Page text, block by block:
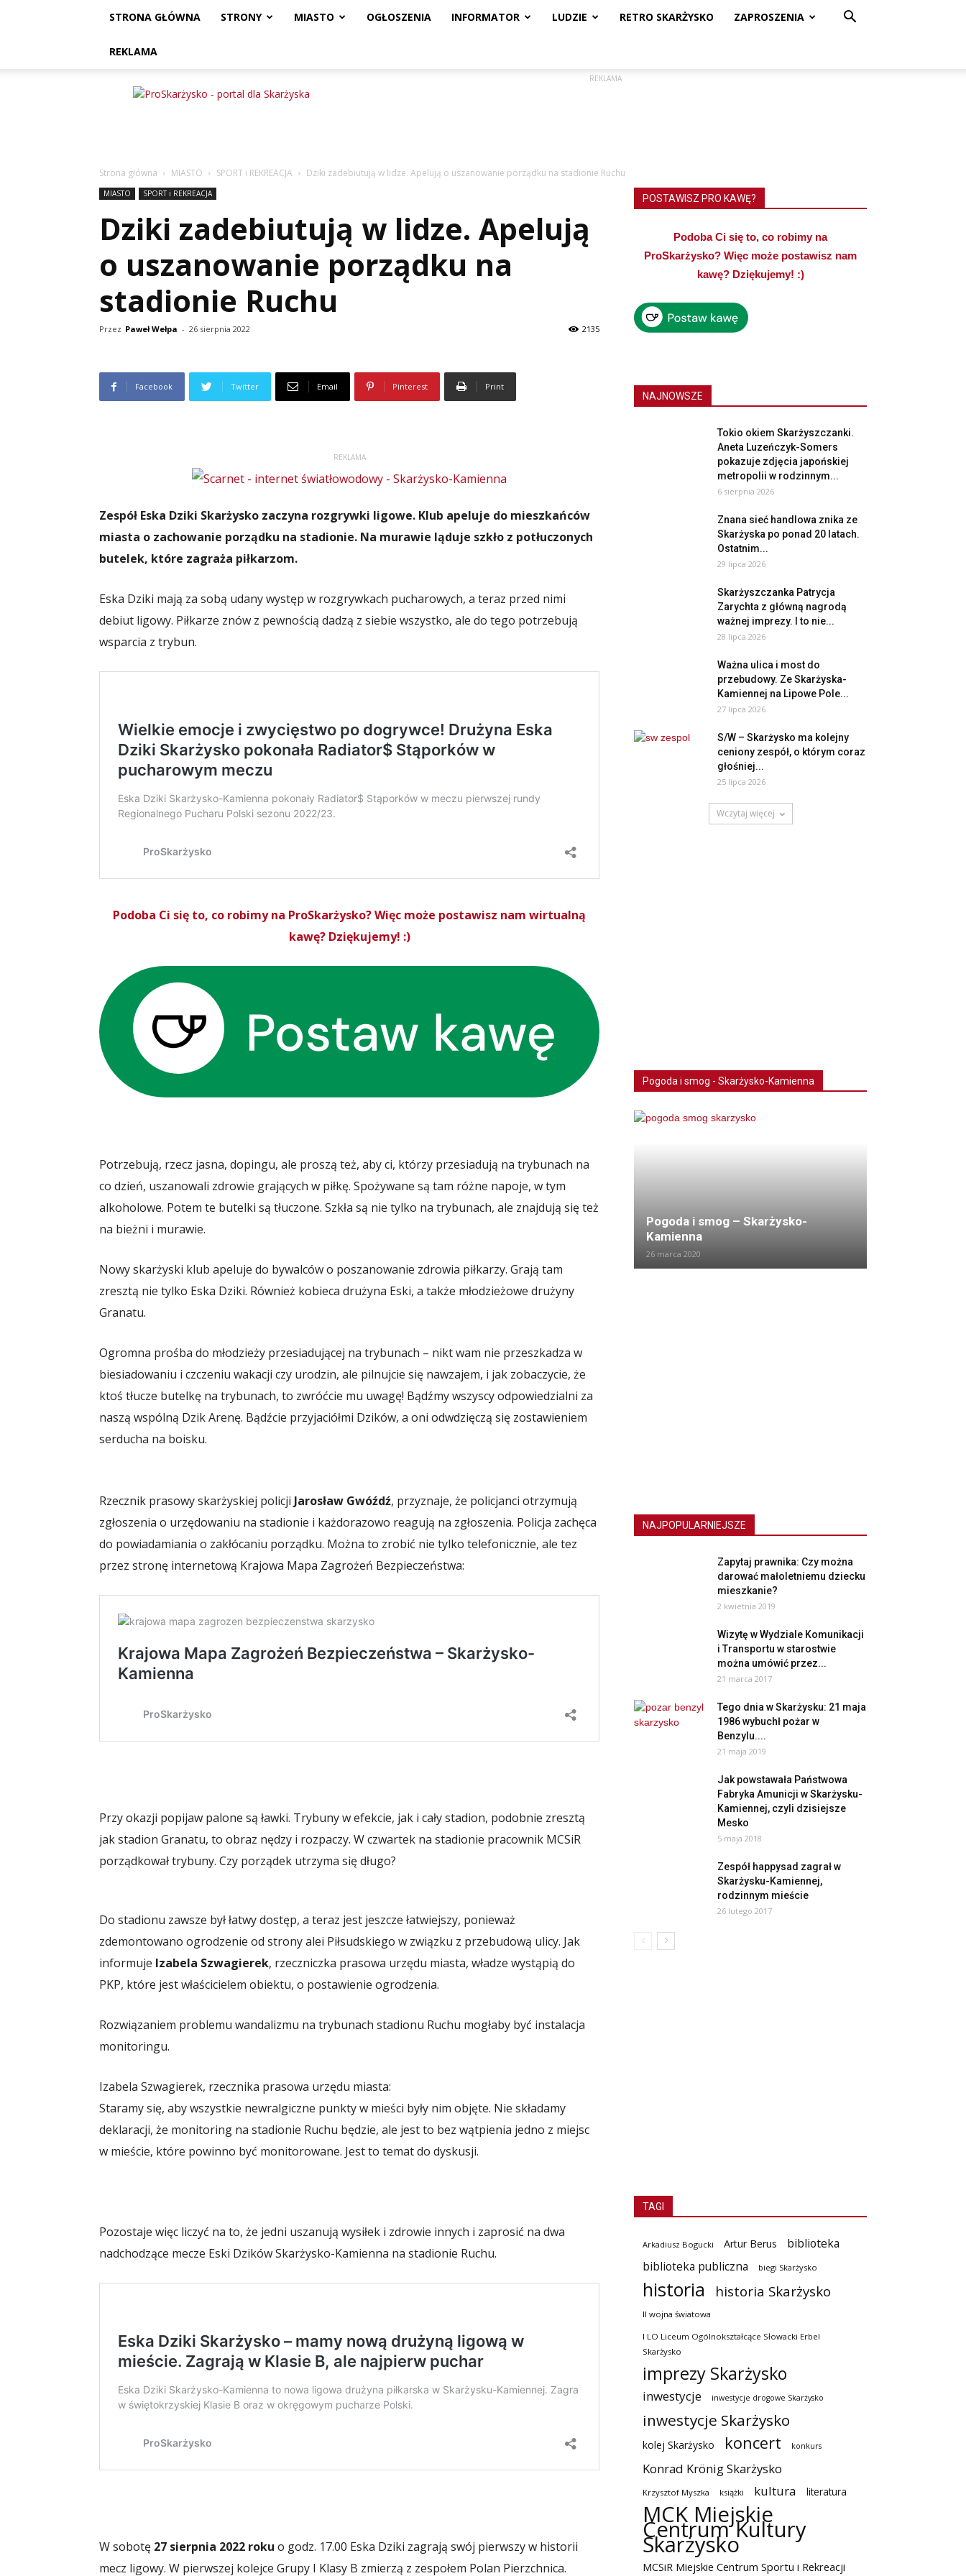
STRONA GŁÓWNA STRONY MIASTO OGŁOSZENIA INFORMATOR LUDZIE RETRO SKARŻYSKO ZAPROSZENIA
REKLAMA
ProSkarżysko
REKLAMA
Strona główna MIASTO SPORT i REKREACJA Dziki zadebiutują w lidze. Apelują o uszanowanie porządku na stadionie Ruchu
MIASTO SPORT i REKREACJA
Dziki zadebiutują w lidze. Apelują
o uszanowanie porządku na
stadionie Ruchu
Przez Paweł Wełpa - 26 sierpnia 2022 2135
Facebook Twitter Email Pinterest Print
REKLAMA
Zespół Eska Dziki Skarżysko zaczyna rozgrywki ligowe. Klub apeluje do mieszkańców
miasta o zachowanie porządku na stadionie. Na murawie ląduje szkło z potłuczonych
butelek, które zagraża piłkarzom.
Eska Dziki mają za sobą udany występ w rozgrywkach pucharowych, a teraz przed nimi
debiut ligowy. Piłkarze znów z pewnością dadzą z siebie wszystko, ale do tego potrzebują
wsparcia z trybun.
Podoba Ci się to, co robimy na ProSkarżysko? Więc może postawisz nam wirtualną
kawę? Dziękujemy! :)
Potrzebują, rzecz jasna, dopingu, ale proszą też, aby ci, którzy przesiadują na trybunach na
co dzień, uszanowali zdrowie grających w piłkę. Spożywane są tam różne napoje, w tym
alkoholowe. Potem te butelki są tłuczone. Szkła są nie tylko na trybunach, ale znajdują się też
na bieżni i murawie.
Nowy skarżyski klub apeluje do bywalców o poszanowanie zdrowia piłkarzy. Grają tam
zresztą nie tylko Eska Dziki. Również kobieca drużyna Eski, a także młodzieżowe drużyny
Granatu.
Ogromna prośba do młodzieży przesiadującej na trybunach – nikt wam nie przeszkadza w
biesiadowaniu i czczeniu wakacji czy urodzin, ale pilnujcie się nawzajem, i jak zobaczycie, że
ktoś tłucze butelkę na trybunach, to zwróćcie mu uwagę! Bądźmy wszyscy odpowiedzialni za
naszą wspólną Dzik Arenę. Bądźcie przyjaciółmi Dzików, a oni odwdzięczą się zostawieniem
serducha na boisku.
Rzecznik prasowy skarżyskiej policji Jarosław Gwóźdź, przyznaje, że policjanci otrzymują
zgłoszenia o urzędowaniu na stadionie i każdorazowo reagują na zgłoszenia. Policja zachęca
do powiadamiania o zakłócaniu porządku. Można to zrobić nie tylko telefonicznie, ale tez
przez stronę internetową Krajowa Mapa Zagrożeń Bezpieczeństwa:
Przy okazji popijaw palone są ławki. Trybuny w efekcie, jak i cały stadion, podobnie zresztą
jak stadion Granatu, to obraz nędzy i rozpaczy. W czwartek na stadionie pracownik MCSiR
porządkował trybuny. Czy porządek utrzyma się długo?
Do stadionu zawsze był łatwy dostęp, a teraz jest jeszcze łatwiejszy, ponieważ
zdemontowano ogrodzenie od strony alei Piłsudskiego w związku z przebudową ulicy. Jak
informuje Izabela Szwagierek, rzeczniczka prasowa urzędu miasta, władze wystąpią do
PKP, które jest właścicielem obiektu, o postawienie ogrodzenia.
Rozwiązaniem problemu wandalizmu na trybunach stadionu Ruchu mogłaby być instalacja
monitoringu.
Izabela Szwagierek, rzecznika prasowa urzędu miasta:
Staramy się, aby wszystkie newralgiczne punkty w mieści były nim objęte. Nie składamy
deklaracji, że monitoring na stadionie Ruchu będzie, ale jest to bez wątpienia jedno z miejsc
w mieście, które powinno być monitorowane. Jest to temat do dyskusji.
Pozostaje więc liczyć na to, że jedni uszanują wysiłek i zdrowie innych i zaprosić na dwa
nadchodzące mecze Eski Dzików Skarżysko-Kamienna na stadionie Ruchu.
W sobotę 27 sierpnia 2022 roku o godz. 17.00 Eska Dziki zagrają swój pierwszy w historii
mecz ligowy. W pierwszej kolejce Grupy I Klasy B zmierzą z zespołem Polan Pierzchnica.
POSTAWISZ PRO KAWĘ?
Podoba Ci się to, co robimy na
ProSkarżysko? Więc może postawisz nam
kawę? Dziękujemy! :)
NAJNOWSZE
Tokio okiem Skarżyszczanki.
Aneta Luzeńczyk-Somers
pokazuje zdjęcia japońskiej
metropolii w rodzinnym...
6 sierpnia 2026
Znana sieć handlowa znika ze
Skarżyska po ponad 20 latach.
Ostatnim...
29 lipca 2026
Skarżyszczanka Patrycja
Zarychta z główną nagrodą
ważnej imprezy. I to nie...
28 lipca 2026
Ważna ulica i most do
przebudowy. Ze Skarżyska-
Kamiennej na Lipowe Pole...
27 lipca 2026
S/W – Skarżysko ma kolejny
ceniony zespół, o którym coraz
głośniej...
25 lipca 2026
Wczytaj więcej
Pogoda i smog - Skarżysko-Kamienna
Pogoda i smog – Skarżysko-
Kamienna
26 marca 2020
NAJPOPULARNIEJSZE
Zapytaj prawnika: Czy można
darować małoletniemu dziecku
mieszkanie?
2 kwietnia 2019
Wizytę w Wydziale Komunikacji
i Transportu w starostwie
można umówić przez...
21 marca 2017
Tego dnia w Skarżysku: 21 maja
1986 wybuchł pożar w
Benzylu....
21 maja 2019
Jak powstawała Państwowa
Fabryka Amunicji w Skarżysku-
Kamiennej, czyli dzisiejsze
Mesko
5 maja 2018
Zespół happysad zagrał w
Skarżysku-Kamiennej,
rodzinnym mieście
26 lutego 2017
TAGI
Arkadiusz Bogucki Artur Berus
biblioteka
biblioteka publiczna
biegi Skarżysko
historia historia Skarżysko
II wojna światowa
I LO Liceum Ogólnokształcące Słowacki Erbel
Skarżysko
imprezy Skarżysko
inwestycje inwestycje drogowe Skarżysko
inwestycje Skarżysko
kolej Skarżysko koncert konkurs
Konrad Krönig Skarżysko
Krzysztof Myszka książki kultura literatura
MCK Miejskie
Centrum Kultury
Skarżysko
MCSiR Miejskie Centrum Sportu i Rekreacji